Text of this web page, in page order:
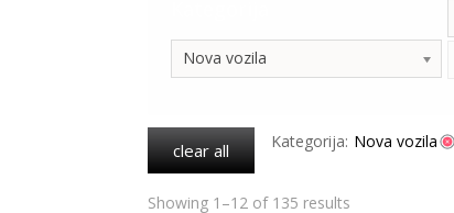
Nova vozila
clear all Kategorija: Nova vozila
Showing 1–12 of 135 results